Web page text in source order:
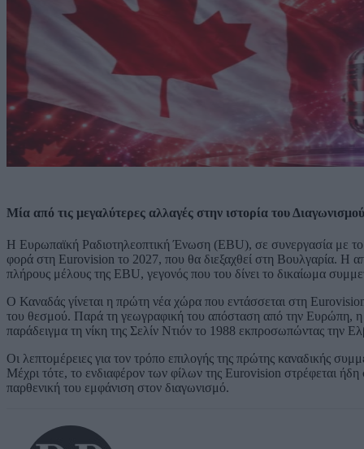
Μία από τις μεγαλύτερες αλλαγές στην ιστορία του
Η Ευρωπαϊκή Ραδιοτηλεοπτική Ένωση (EBU), σε συνεργασία με
φορά στη Eurovision το 2027, που θα διεξαχθεί στη Βουλγαρία. Η
πλήρους μέλους της EBU, γεγονός που του δίνει το δικαίωμα
Ο Καναδάς γίνεται η πρώτη νέα χώρα που εντάσσεται στη
του θεσμού. Παρά τη γεωγραφική του απόσταση από την Ευρώπη, η
παράδειγμα τη νίκη της Σελίν Ντιόν το 1988 εκπροσωπώντας την
Οι λεπτομέρειες για τον τρόπο επιλογής της πρώτης καναδικής
Μέχρι τότε, το ενδιαφέρον των φίλων της Eurovision στρέφεται
παρθενική του εμφάνιση στον διαγωνισμό.